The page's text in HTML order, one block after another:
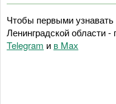
Чтобы первыми
Ленинградской области
Telegram и в Maх